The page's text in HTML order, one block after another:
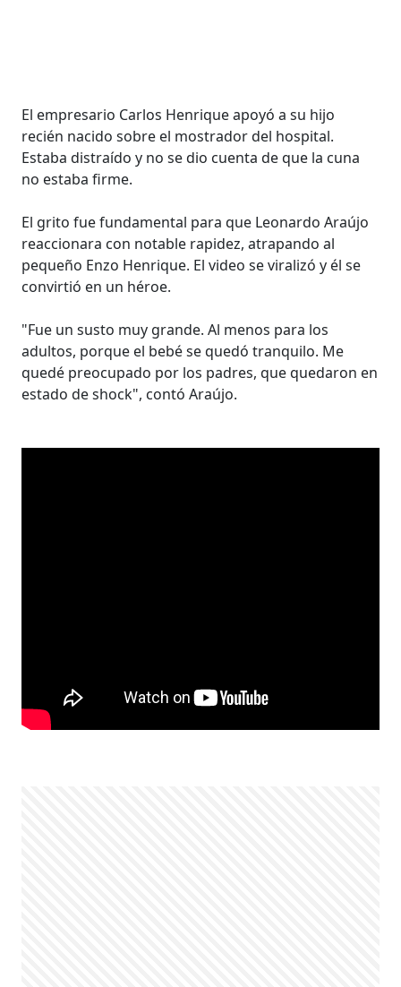
El empresario Carlos Henrique apoyó a su hijo
recién nacido sobre el mostrador del hospital.
Estaba distraído y no se dio cuenta de que la cuna
no estaba firme.
El grito fue fundamental para que Leonardo Araújo
reaccionara con notable rapidez, atrapando al
pequeño Enzo Henrique. El video se viralizó y él se
convirtió en un héroe.
"Fue un susto muy grande. Al menos para los
adultos, porque el bebé se quedó tranquilo. Me
quedé preocupado por los padres, que quedaron en
estado de shock", contó Araújo.